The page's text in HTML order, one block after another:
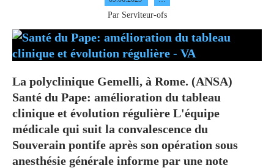
Par Serviteur-ofs
La polyclinique Gemelli, à Rome. (ANSA)
Santé du Pape: amélioration du tableau
clinique et évolution régulière L'équipe
médicale qui suit la convalescence du
Souverain pontife après son opération sous
anesthésie générale informe par une note